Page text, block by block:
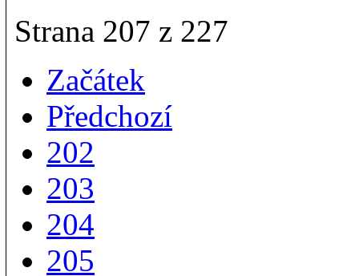
Strana 207 z 227
Začátek
Předchozí
202
203
204
205